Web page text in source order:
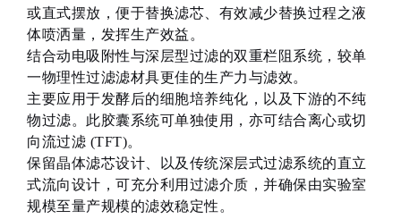
或直式摆放，便于替换滤芯、有效减少替换过程之液
体喷洒量，发挥生产效益。
结合动电吸附性与深层型过滤的双重栏阻系统，较单
一物理性过滤滤材具更佳的生产力与滤效。
主要应用于发酵后的细胞培养纯化，以及下游的不纯
物过滤。此胶囊系统可单独使用，亦可结合离心或切
向流过滤 (TFT)。
保留晶体滤芯设计、以及传统深层式过滤系统的直立
式流向设计，可充分利用过滤介质，并确保由实验室
规模至量产规模的滤效稳定性。